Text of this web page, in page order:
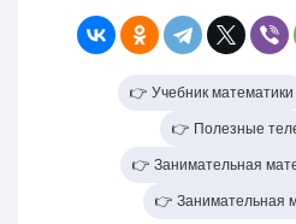
👉 Учебник математики
👉 Полезные
👉 Занимательная
👉 Занимательная